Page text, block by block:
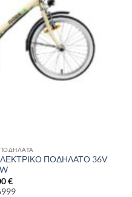
ΗΛΕΚΤΡΙΚΟ ΠΟΔΗΛΑΤΟ 36V
€